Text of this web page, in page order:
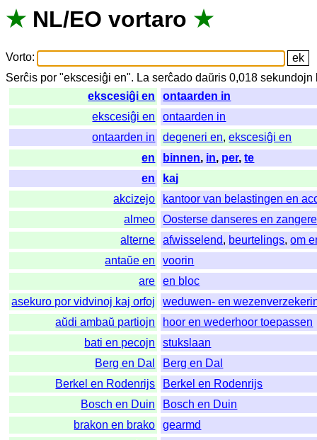
★ NL/EO vortaro ★
Vorto:
Serĉis por "ekscesiĝi en". La serĉado daŭris 0,018sekundojn
ekscesiĝi en
ontaarden in
ekscesiĝi en
ontaarden in
ontaarden in
degeneri en,ekscesiĝi en
en
binnen, in, per,te
en
kaj
akcizejo
kantoor van belastingen en
almeo
Oosterse danseres en
alterne
afwisselend, beurtelings,om
antaŭe en
voorin
are
en bloc
asekuro por vidvinoj kaj orfoj
weduwen- en
aŭdi ambaŭ partiojn
hoor en wederhoor toepassen
bati en pecojn
stukslaan
Berg en Dal
Berg en Dal
Berkel en Rodenrijs
Berkel en Rodenrijs
Bosch en Duin
Bosch en Duin
brakon en brako
gearmd